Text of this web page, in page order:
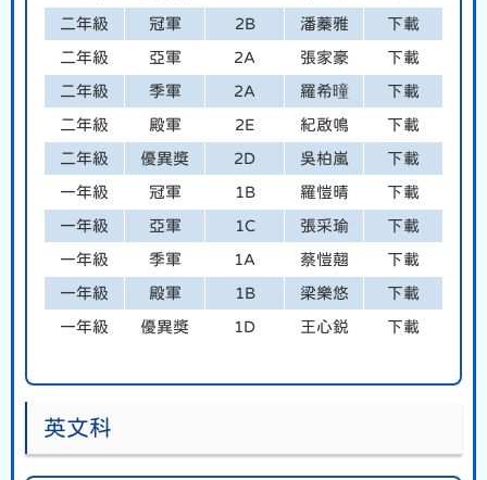
二年級 冠軍 2B 潘蓁雅 下載
二年級 亞軍 2A 張家豪 下載
二年級 季軍 2A 羅希曈 下載
二年級 殿軍 2E 紀啟鳴 下載
二年級 優異獎 2D 吳柏嵐 下載
一年級 冠軍 1B 羅愷晴 下載
一年級 亞軍 1C 張采瑜 下載
一年級 季軍 1A 蔡愷翹 下載
一年級 殿軍 1B 梁樂悠 下載
一年級 優異獎 1D 王心鋭 下載
英文科